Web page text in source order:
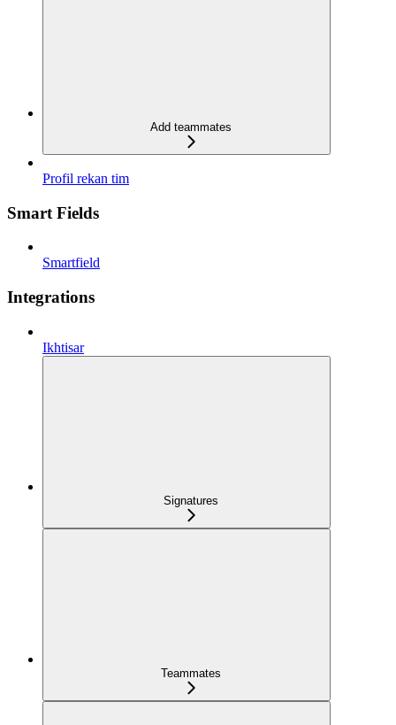
Add teammates
Profil rekan tim
Smart Fields
Smartfield
Integrations
Ikhtisar
Signatures
Teammates